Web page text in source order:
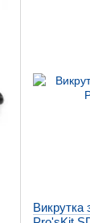
Викрутка